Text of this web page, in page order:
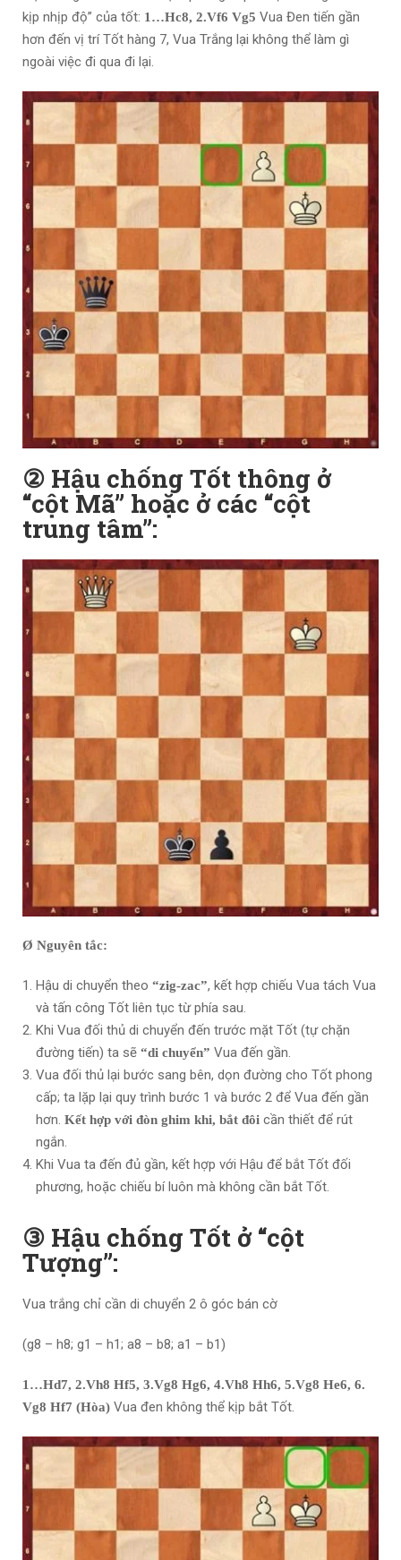
kịp nhịp độ” của tốt: 1…Hc8, 2.Vf6 Vg5 Vua Đen tiến gần
hơn đến vị trí Tốt hàng 7, Vua Trắng lại không thể làm gì
ngoài việc đi qua đi lại.
② Hậu chống Tốt thông ở
“cột Mã” hoặc ở các “cột
trung tâm”:
Ø Nguyên tắc:
Hậu di chuyển theo “zig-zac”, kết hợp chiếu Vua tách Vua
và tấn công Tốt liên tục từ phía sau.
Khi Vua đối thủ di chuyển đến trước mặt Tốt (tự chặn
đường tiến) ta sẽ “di chuyển” Vua đến gần.
Vua đối thủ lại bước sang bên, dọn đường cho Tốt phong
cấp; ta lặp lại quy trình bước 1 và bước 2 để Vua đến gần
hơn. Kết hợp với đòn ghim khi, bắt đôi cần thiết để rút
ngắn.
Khi Vua ta đến đủ gần, kết hợp với Hậu để bắt Tốt đối
phương, hoặc chiếu bí luôn mà không cần bắt Tốt.
③ Hậu chống Tốt ở “cột
Tượng”:
Vua trắng chỉ cần di chuyển 2 ô góc bán cờ
(g8 – h8; g1 – h1; a8 – b8; a1 – b1)
1…Hd7, 2.Vh8 Hf5, 3.Vg8 Hg6, 4.Vh8 Hh6, 5.Vg8 He6, 6.
Vg8 Hf7 (Hòa) Vua đen không thể kịp bắt Tốt.